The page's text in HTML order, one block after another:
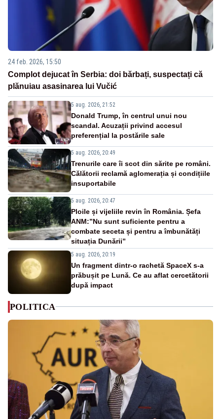
24 feb. 2026, 15:50
Complot dejucat în Serbia: doi bărbați, suspectați că
plănuiau asasinarea lui Vučić
5 aug. 2026, 21:52
Donald Trump, în centrul unui nou
scandal. Acuzații privind accesul
preferențial la postările sale
5 aug. 2026, 20:49
Trenurile care îi scot din sărite pe români.
Călătorii reclamă aglomerația și condițiile
insuportabile
5 aug. 2026, 20:47
Ploile și vijeliile revin în România. Șefa
ANM:”Nu sunt suficiente pentru a
combate seceta și pentru a îmbunătăți
situația Dunării”
5 aug. 2026, 20:19
Un fragment dintr-o rachetă SpaceX s-a
prăbușit pe Lună. Ce au aflat cercetătorii
după impact
POLITICA